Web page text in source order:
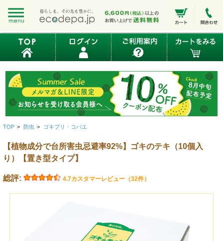
TOP > 防虫 > ゴキブリ・コバエ
【植物成分で台所害虫忌避率92%】ゴキのテキ（10個入
り）【置き型タイプ】
総評: 4.7カスタマーレビュー（32件）